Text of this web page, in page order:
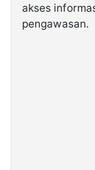
akses
pengawasan.